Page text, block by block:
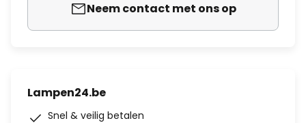
Neem contact met ons op
Lampen24.be
Snel & veilig betalen